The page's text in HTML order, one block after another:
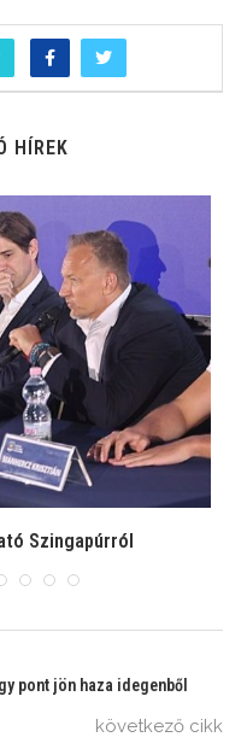
HÍREK
Szingapúrról
pont jön haza idegenből
következő cikk